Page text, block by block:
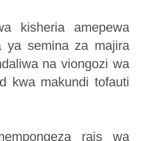
kisheria amepewa
ya semina za majira
na viongozi wa
kwa makundi tofauti
rais wa